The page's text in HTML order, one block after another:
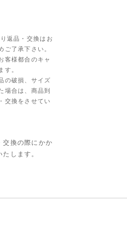
返品・交換はお
ご了承下さい。
客様都合のキャ
す。
の破損、サイズ
場合は、商品到
交換をさせてい
交換の際にかか
します。